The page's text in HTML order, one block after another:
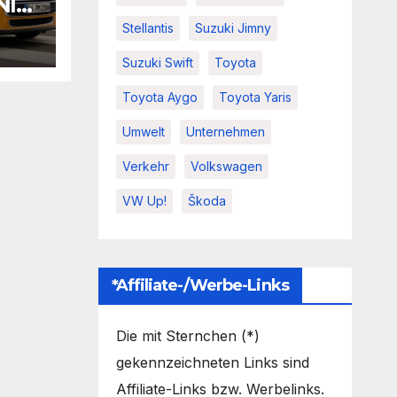
Stellantis Suzuki Jimny
Suzuki Swift Toyota
Toyota Aygo Toyota Yaris
Umwelt Unternehmen
Verkehr Volkswagen
VW Up! Škoda
*Affiliate-/Werbe-Links
Die mit Sternchen (*)
gekennzeichneten Links sind
Affiliate-Links bzw. Werbelinks.